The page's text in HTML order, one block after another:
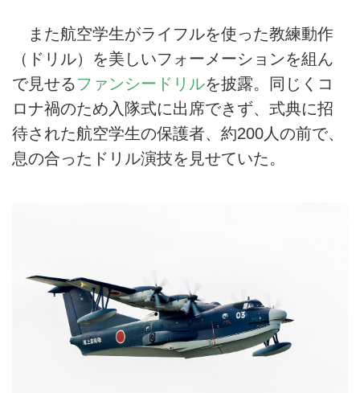
また航空学生がライフルを使った教練動作
（ドリル）を美しいフォーメーションを組ん
で見せるファンシードリルを披露。同じくコ
ロナ禍のため入隊式に出席できず、式典に招
待された航空学生の保護者、約200人の前で、
息の合ったドリル演技を見せていた。